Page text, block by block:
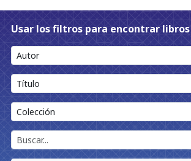
Usar los filtros para encontrar libros